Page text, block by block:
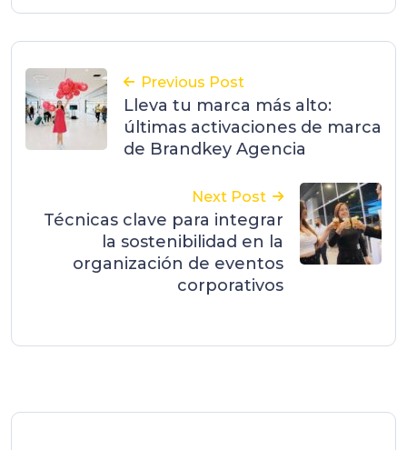
Previous Post
Lleva tu marca más alto:
últimas activaciones de marca
de Brandkey Agencia
Next Post
Técnicas clave para integrar
la sostenibilidad en la
organización de eventos
corporativos